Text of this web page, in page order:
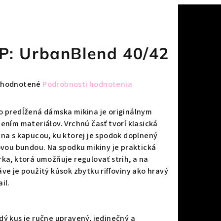
UrbanBlend 40/42
Podrobnosti hodnotenia
predĺžená dámska mikina je originálnym
materiálov. Vrchnú časť tvorí klasická
s kapucou, ku ktorej je spodok doplnený
bundou. Na spodku mikiny je praktická
ktorá umožňuje regulovať strih, a na
je použitý kúsok zbytku rifľoviny ako hravý
kus je ručne upravený, jedinečný a